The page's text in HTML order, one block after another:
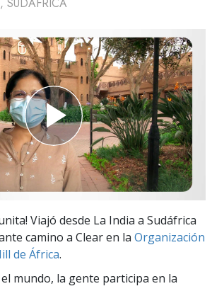
Viajó desde La India a Sudáfrica
camino a Clear en la Organización
de África.
mundo, la gente participa en la